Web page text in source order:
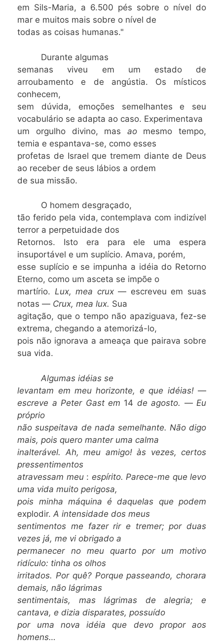
em Sils-Maria, a 6.500 pés sobre o nível do
mar e muitos mais sobre o nível de
todas as coisas humanas."
Durante algumas
semanas viveu em um estado de
arroubamento e de angústia. Os místicos
conhecem,
sem dúvida, emoções semelhantes e seu
vocabulário se adapta ao caso. Experimentava
um orgulho divino, mas ao mesmo tempo,
temia e espantava-se, como esses
profetas de Israel que tremem diante de Deus
ao receber de seus lábios a ordem
de sua missão.
O homem desgraçado,
tão ferido pela vida, contemplava com indizível
terror a perpetuidade dos
Retornos. Isto era para ele uma espera
insuportável e um suplício. Amava, porém,
esse suplício e se impunha a idéia do Retorno
Eterno, como um asceta se impõe o
martírio. Lux, mea crux— escreveu em suas
notas — Crux, mea lux. Sua
agitação, que o tempo não apaziguava, fez-se
extrema, chegando a atemorizá-lo,
pois não ignorava a ameaça que pairava sobre
sua vida.
Algumas idéias se
levantam em meu horizonte, e que idéias! —
escreve a Peter Gast em 14 de agosto. — Eu
próprio
não suspeitava de nada semelhante. Não digo
mais, pois quero manter uma calma
inalterável. Ah, meu amigo! às vezes, certos
pressentimentos
atravessam meu : espírito. Parece-me que levo
uma vida muito perigosa,
pois minha máquina é daquelas que podem
explodir.A intensidade dos meus
sentimentos me fazer rir e tremer; por duas
vezes já, me vi obrigado a
permanecer no meu
quarto por um motivo
ridículo: tinha os olhos
irritados. Por quê? Porque passeando, chorara
demais, não lágrimas
sentimentais, mas lágrimas de alegria; e
cantava, e dizia disparates, possuído
por uma nova idéia que devo propor aos
homens…